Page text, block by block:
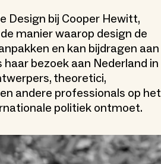
Design bij Cooper Hewitt,
manier waarop design de
en kan bijdragen aan
bezoek aan Nederland in
theoretici,
andere professionals op het
politiek ontmoet.